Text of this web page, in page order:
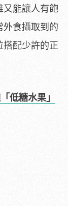
又能讓人有飽
外食攝取到的
搭配少許的正
低糖水果」